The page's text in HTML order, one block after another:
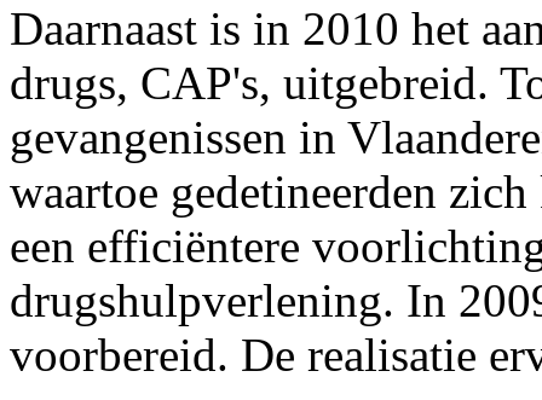
Daarnaast is in 2010 het
drugs, CAP's, uitgebreid.
gevangenissen in
waartoe gedetineerden
een efficiëntere
drugshulpverlening. In
voorbereid. De realisatie